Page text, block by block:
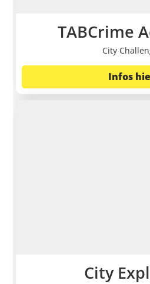
TABCrime
City
Infos
City